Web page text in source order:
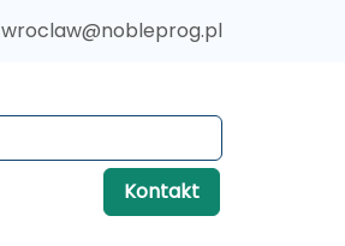
wroclaw@nobleprog.pl
Kontakt